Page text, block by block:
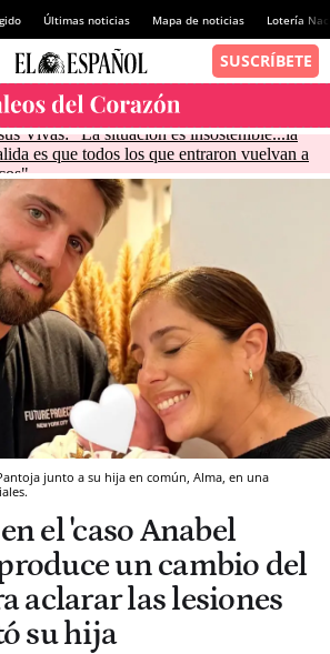
Últimas noticias Mapa de noticias Lotería
Vivas: "La situación es insostenible...la
es que todos los que entraron vuelvan a
junto a su hija en común, Alma, en una
el 'caso Anabel
un cambio del
aclarar las lesiones
su hija